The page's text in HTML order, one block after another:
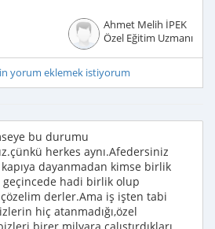
Ahmet Melih İPEK
Özel Eğitim Uzmanı
yorum eklemek istiyorum
bu durumu
herkes aynı.Afedersiniz
dayanmadan kimse birlik
geçincede hadi birlik olup
çözelim derler.Ama iş işten tabi
hiç atanmadığı,özel